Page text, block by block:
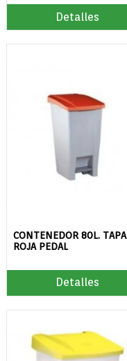
Detalles
CONTENEDOR 80L. TAPA
ROJA PEDAL
Detalles